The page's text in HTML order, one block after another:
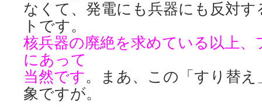
なくて、発電にも兵器にも反対す
トです。
核兵器の廃絶を求めている以上
にあって
当然です。まあ、この「すり替
象ですが。